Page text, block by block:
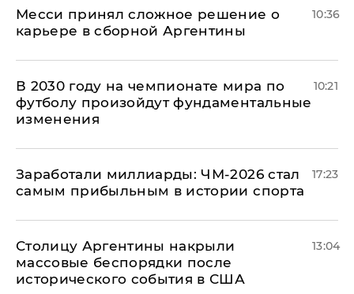
Месси принял сложное решение о
карьере в сборной Аргентины
10:36
В 2030 году на чемпионате мира по
футболу произойдут фундаментальные
изменения
10:21
Заработали миллиарды: ЧМ-2026 стал
самым прибыльным в истории спорта
17:23
Столицу Аргентины накрыли
массовые беспорядки после
исторического события в США
13:04